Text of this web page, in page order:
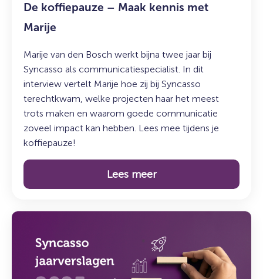
De koffiepauze – Maak kennis met
Marije
Marije van den Bosch werkt bijna twee jaar bij
Syncasso als communicatiespecialist. In dit
interview vertelt Marije hoe zij bij Syncasso
terechtkwam, welke projecten haar het meest
trots maken en waarom goede communicatie
zoveel impact kan hebben. Lees mee tijdens je
koffiepauze!
Lees meer
Lees
Syncasso
jaarverslagen